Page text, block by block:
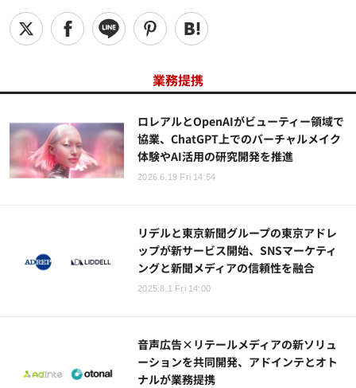
業務提携
ロレアルとOpenAIがビューティー領域で
協業、ChatGPT上でのバーチャルメイク
体験やAI活用の研究開発を推進
2026.6.19 Fri 14:54
リデルと東京新聞グループの東京アドレ
ップが新サービス開始、SNSマーケティ
ングと新聞メディアの信頼性を融合
2025.8.1 Fri 14:00
音声広告×リテールメディアの新ソリュ
ーションを共同開発、アドインテとオト
ナルが業務提携